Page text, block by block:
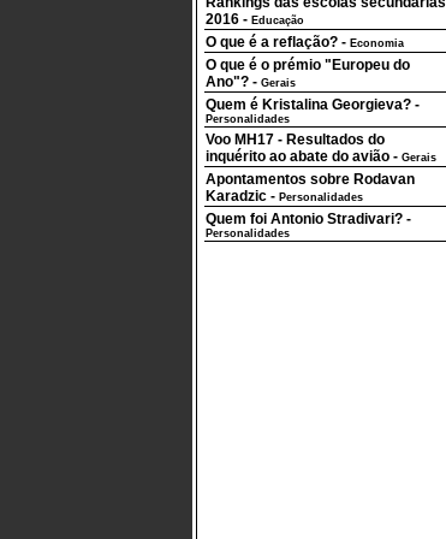
2016 - Educação
O que é a reflação? - Economia
O que é o prémio "Europeu do
Ano"? - Gerais
Quem é Kristalina Georgieva? -
Personalidades
Voo MH17 - Resultados do
inquérito ao abate do avião - Gerais
Apontamentos sobre Rodavan
Karadzic - Personalidades
Quem foi Antonio Stradivari? -
Personalidades